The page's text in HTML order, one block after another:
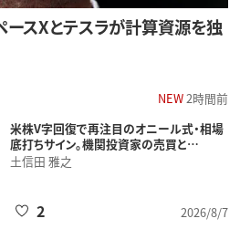
ースXとテスラが計算資源を独
NEW2時間前
米株V字回復で再注目のオニール式・相場
底打ちサイン。機関投資家の売買と…
土信田 雅之
2026/8/7
2